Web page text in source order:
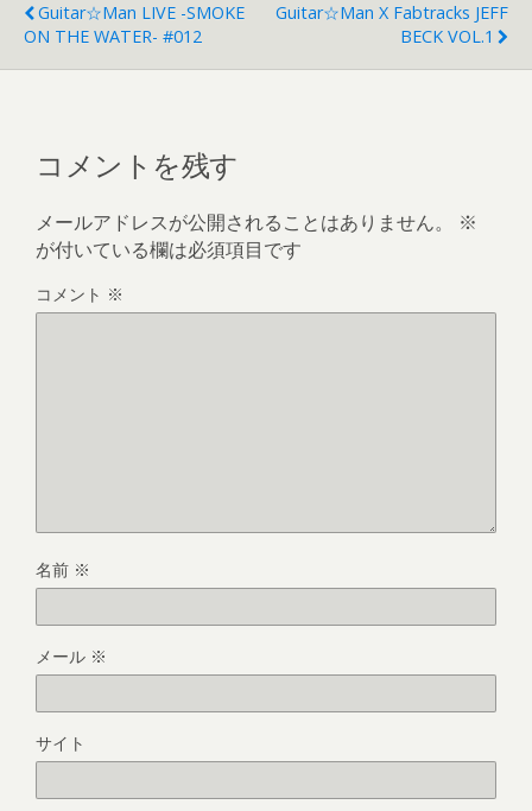
Guitar☆Man LIVE -SMOKE
ON THE WATER- #012
Guitar☆Man X Fabtracks JEFF
BECK VOL.1
コメントを残す
メールアドレスが公開されることはありません。
※
が付いている欄は必須項目です
コメント ※
名前 ※
メール ※
サイト